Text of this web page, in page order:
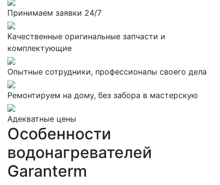
Принимаем заявки 24/7
Качественные оригинальные запчасти и
комплектующие
Опытные сотрудники, профессионалы своего дела
Ремонтируем на дому, без забора в мастерскую
Адекватные цены
Особенности
водонагревателей
Garanterm